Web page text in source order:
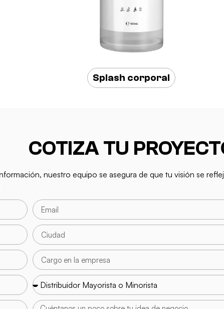
Splash corporal
COTIZA TU
nuestro equipo se asegura de que tu visión se